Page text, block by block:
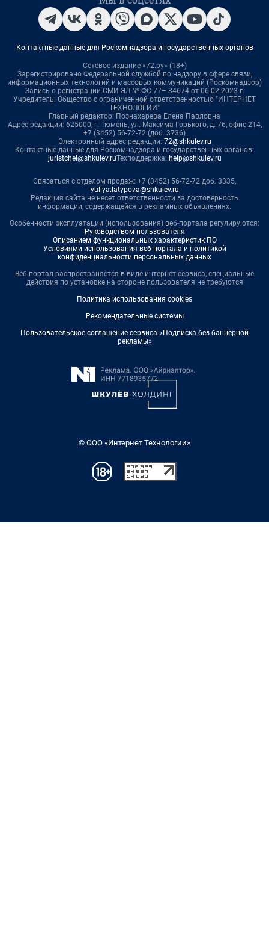
Контактные данные для Роскомнадзора и государственных органов
Сетевое издание «72.ру» (18+)
Зарегистрировано Федеральной службой по надзору в сфере связи,
информационных технологий и массовых коммуникаций (Роскомнадзор)
Запись о регистрации СМИ ЭЛ № ФС 77– 84674 от 06.02.2023 г.
Учредитель: Общество с ограниченной ответственностью "ИНТЕРНЕТ
ТЕХНОЛОГИИ"
Главный редактор: Познахарева Елена Павловна
Адрес редакции: 625000, г. Тюмень, ул. Максима Горького, д. 76, офис 214,
+7 (3452) 56-72-72 (доб. 3736)
Электронный адрес редакции: 72@shkulev.ru
Контактные данные для Роскомнадзора и государственных органов:
juristchel@shkulev.ruТехподдержка: help@shkulev.ru
Связаться с отделом продаж: +7 (3452) 56-72-72 доб. 3335,
yuliya.latypova@shkulev.ru
Редакция сайта не несет ответственности за достоверность
информации, содержащейся в рекламных объявлениях.
Особенности эксплуатации (использования) веб-портала регулируются:
Руководством пользователя
Описанием функциональных характеристик ПО
Условиями использования веб-портала и политикой
конфиденциальности персональных данных
Веб-портал распространяется в виде интернет-сервиса, специальные
действия по установке на стороне пользователя не требуются
Политика использования cookies
Рекомендательные системы
Пользовательское соглашение сервиса «Подписка без баннерной
рекламы»
© ООО «Интернет Технологии»